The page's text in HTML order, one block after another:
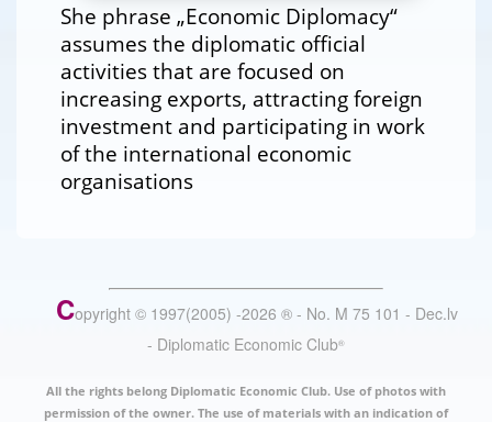
She phrase „Economic Diplomacy“
assumes the diplomatic official
activities that are focused on
increasing exports, attracting foreign
investment and participating in work
of the international economic
organisations
Copyright © 1997(2005) -2026 ® - No. M 75 101 - Dec.lv
- Diplomatic Economic Club®
All the rights belong Diplomatic Economic Club. Use of photos with
permission of the owner. The use of materials with an indication of